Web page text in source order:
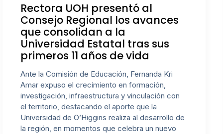
Rectora UOH presentó al
Consejo Regional los avances
que consolidan a la
Universidad Estatal tras sus
primeros 11 años de vida
Ante la Comisión de Educación, Fernanda Kri
Amar expuso el crecimiento en formación,
investigación, infraestructura y vinculación con
el territorio, destacando el aporte que la
Universidad de O’Higgins realiza al desarrollo de
la región, en momentos que celebra un nuevo